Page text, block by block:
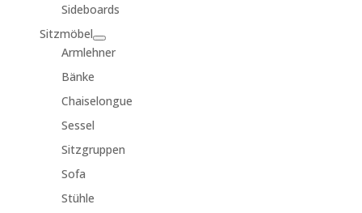
Sideboards
Sitzmöbel
Armlehner
Bänke
Chaiselongue
Sessel
Sitzgruppen
Sofa
Stühle